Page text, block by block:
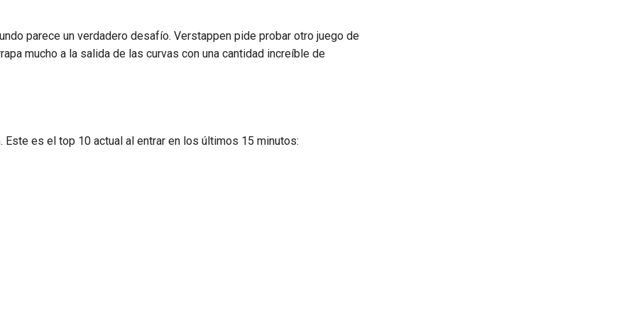
parece un verdadero desafío. Verstappen pide probar otro juego de
mucho a la salida de las curvas con una cantidad increíble de
es el top 10 actual al entrar en los últimos 15 minutos: